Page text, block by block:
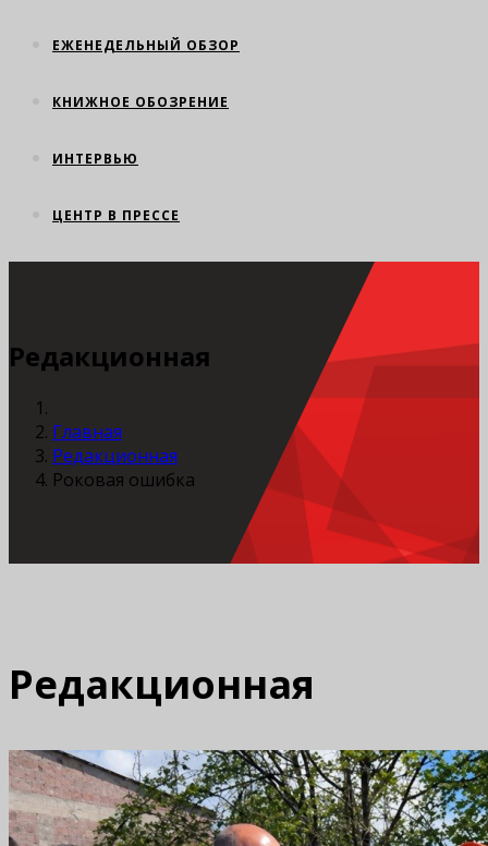
ЕЖЕНЕДЕЛЬНЫЙ ОБЗОР
КНИЖНОЕ ОБОЗРЕНИЕ
ИНТЕРВЬЮ
ЦЕНТР В ПРЕССЕ
Редакционная
Главная
Редакционная
Роковая ошибка
Редакционная